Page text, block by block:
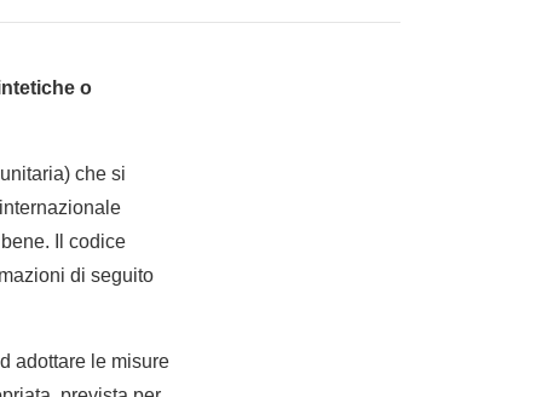
o
che si
Il codice
di seguito
adottare le misure